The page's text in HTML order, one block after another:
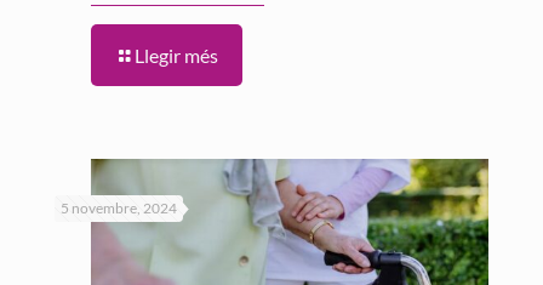
Llegir més
5 novembre, 2024